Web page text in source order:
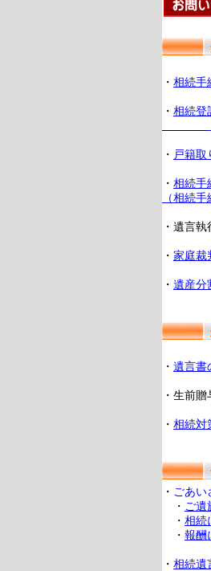
・ 相続手
・ 相続登
・ 戸籍取
・ 相続手
（相続
・遺言執
・ 家庭裁
・ 遺産分
・ 遺言書
・生前贈
・ 相続対
・ ごあい
・ ご遺
・ 相続
・ 報酬
・ 相続遺